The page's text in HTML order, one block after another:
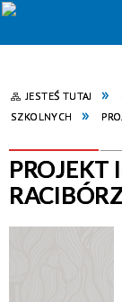
JESTEŚ TUTAJ
SZKOLNYCH